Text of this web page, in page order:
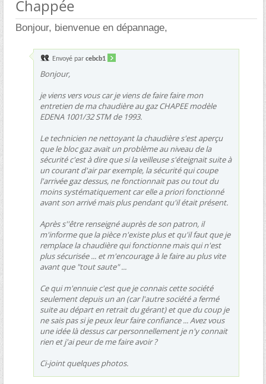
Chappée
Bonjour, bienvenue en dépannage,
Envoyé par cebcb1
Bonjour,
je viens vers vous car je viens de faire faire mon
entretien de ma chaudière au gaz CHAPEE modèle
EDENA 1001/32 STM de 1993.
Le technicien ne nettoyant la chaudière s'est aperçu
que le bloc gaz avait un problème au niveau de la
sécurité c'est à dire que si la veilleuse s'éteignait suite à
un courant d'air par exemple, la sécurité qui coupe
l'arrivée gaz dessus, ne fonctionnait pas ou tout du
moins systématiquement car elle a priori fonctionné
avant son arrivé mais plus pendant qu'il était présent.
Après s''être renseigné auprès de son patron, il
m'informe que la pièce n'existe plus et qu'il faut que je
remplace la chaudière qui fonctionne mais qui n'est
plus sécurisée ... et m'encourage à le faire au plus vite
avant que "tout saute" ...
Ce qui m'ennuie c'est que je connais cette société
seulement depuis un an (car l'autre société a fermé
suite au départ en retrait du gérant) et que du coup je
ne sais pas si je peux leur faire confiance ... Avez vous
une idée là dessus car personnellement je n'y connait
rien et j'ai peur de me faire avoir ?
Ci-joint quelques photos.